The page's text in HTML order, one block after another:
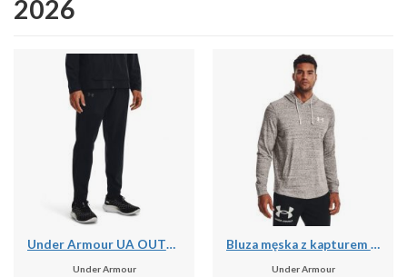
2026
Under Armour UA OUTRUN THE STORM PANT Spodnie męskie
Under Armour
Bluza męska z kapturem UNDER ARMOUR UA RIVAL TERRY LC HD
Under Armour